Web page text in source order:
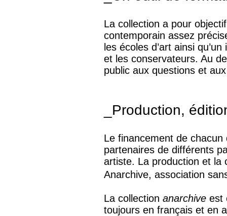
La collection a pour
contemporain assez
les écoles d’art ainsi
et les conservateurs. Au
public aux questions et
_Production,
Le financement de
partenaires de différents
artiste. La production et la
Anarchive, association
La collection anarchive est
toujours en français et en